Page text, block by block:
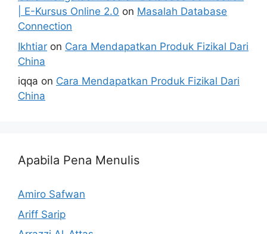
| E-Kursus Online 2.0 on Masalah Database
Connection
Ikhtiar on Cara Mendapatkan Produk Fizikal Dari
China
iqqa on Cara Mendapatkan Produk Fizikal Dari
China
Apabila Pena Menulis
Amiro Safwan
Ariff Sarip